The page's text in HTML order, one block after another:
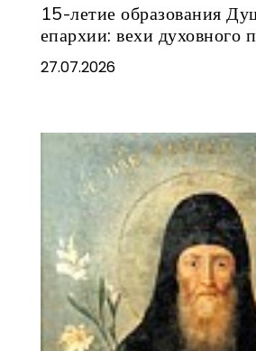
15-летие образования
епархии: вехи духовного
27.07.2026